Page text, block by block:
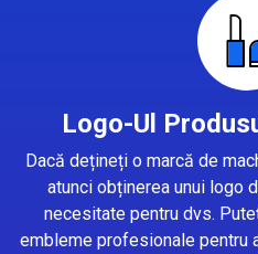
Logo-Ul
Dacă dețineți o marcă de
atunci obținerea unui logo
necesitate pentru dvs.
embleme profesionale pentru